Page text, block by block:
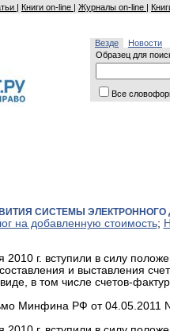
| Книги on-line | Журналы on-line |
Везде Новости
Образец для
Все
СИСТЕМЫ
на добавленную стоимость;
2010 г. вступили в силу
и выставления
в том числе счетов-
Минфина РФ от 04.05.2011 N